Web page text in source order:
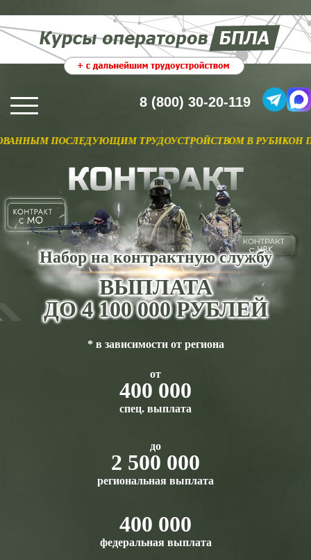
8 (800) 30-20-119
ТРУДОУСТРОЙСТВОМ В РУБИКОН ПО
Набор на контрактную службу
ВЫПЛАТА
ДО 4 100 000 РУБЛЕЙ
* в зависимости от региона
от
400 000
спец. выплата
до
2 500 000
региональная выплата
400 000
федеральная выплата